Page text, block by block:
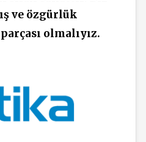
ve özgürlük
olmalıyız.